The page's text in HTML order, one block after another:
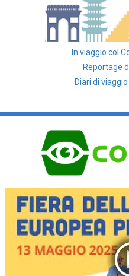
In viaggio col
Reportage
Diari di